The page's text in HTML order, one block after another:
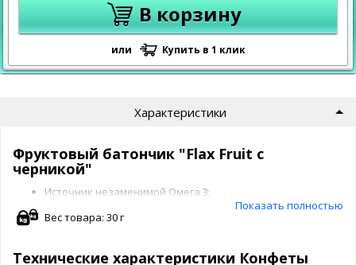
В корзину
или Купить в 1 клик
Характеристики
Фруктовый батончик "Flax Fruit с
черникой"
Источник незаменимой Омега 3;
Для тех кто контролирует свой вес и работу кишечника;
Показать полностью
Вес товара: 30 г
Технические характеристики Конфеты